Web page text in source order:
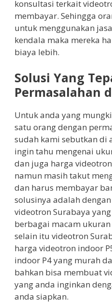
konsultasi terkait
membayar. Sehingga
untuk menggunakan
kendala maka mereka
biaya lebih.
Solusi Yang
Permasalahan
Untuk anda yang
satu orang dengan
sudah kami sebutkan di
ingin tahu mengenai
dan juga harga
namun masih takut
dan harus membayar
solusinya adalah
videotron Surabaya
berbagai macam
selain itu videotron
harga videotron indoor
indoor P4 yang murah
bahkan bisa membuat
yang anda inginkan
anda siapkan.